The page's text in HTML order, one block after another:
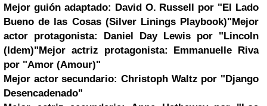
Mejor guión adaptado: David O. Russell por "El Lado
Bueno de las Cosas (Silver Linings Playbook)"Mejor
actor protagonista:
Daniel Day Lewis por "Lincoln
(Idem)"Mejor actriz protagonista:
Emmanuelle Riva
por "Amor (Amour)"
Mejor actor secundario: Christoph Waltz por "Django
Desencadenado"